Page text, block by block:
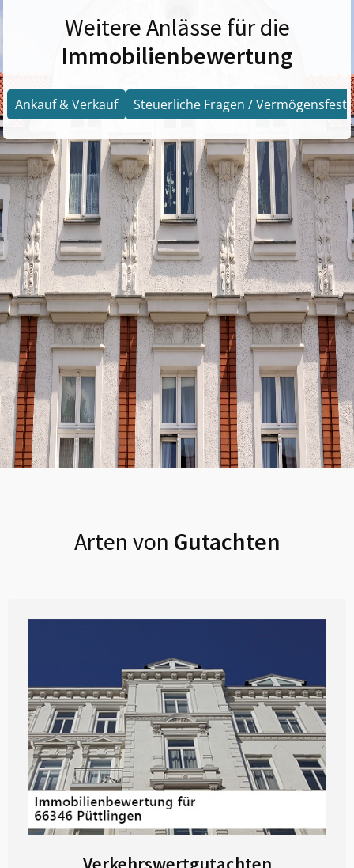
Weitere Anlässe für die
Immobilienbewertung
Ankauf & Verkauf Steuerliche Fragen /
Arten von Gutachten